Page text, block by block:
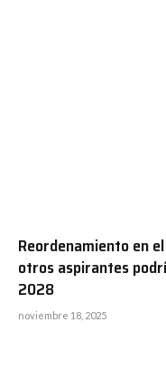
Reordenamiento en
otros aspirantes
2028
noviembre 18, 2025